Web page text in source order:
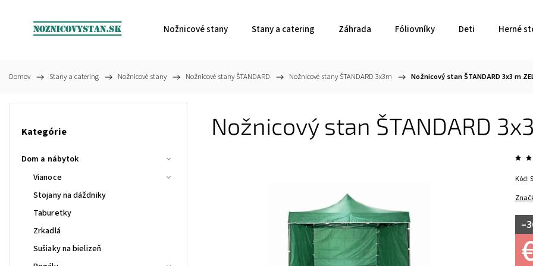
Nožnicové stany Stany a catering Záhrada Fóliovníky Deti Herné
Domov / Stany a catering / Nožnicové stany / Nožnicové stany ŠTANDARD / Nožnicové stany ŠTANDARD 3x3m / Nožnicový stan ŠTANDARD 3x3 m
Kategórie
Dom a nábytok
Vianoce
Stojany na dáždniky
Taburetky
Zrkadlá
Sušiaky na bielizeň
Nožnicový stan ŠTANDARD
Kód: